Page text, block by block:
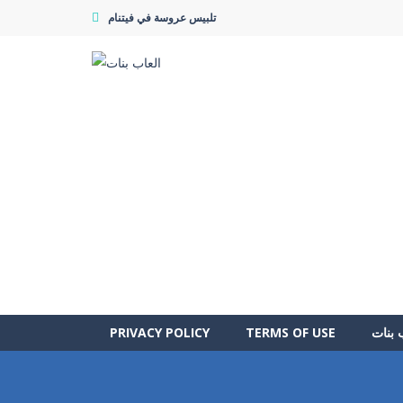
تلبيس عروسة في فيتنام
PRIVACY POLICY TERMS OF USE بنات